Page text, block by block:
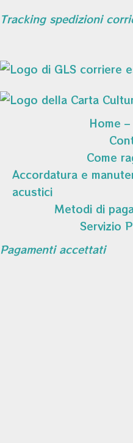
Tracking spedizioni
Home
Come
Accordatura e
acustici
Metodi di
Servizio
Pagamenti accettati